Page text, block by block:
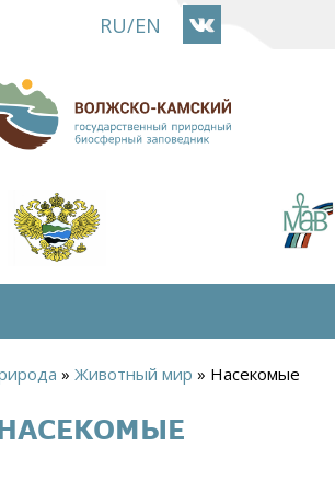
RU/EN
» Животный мир » Насекомые